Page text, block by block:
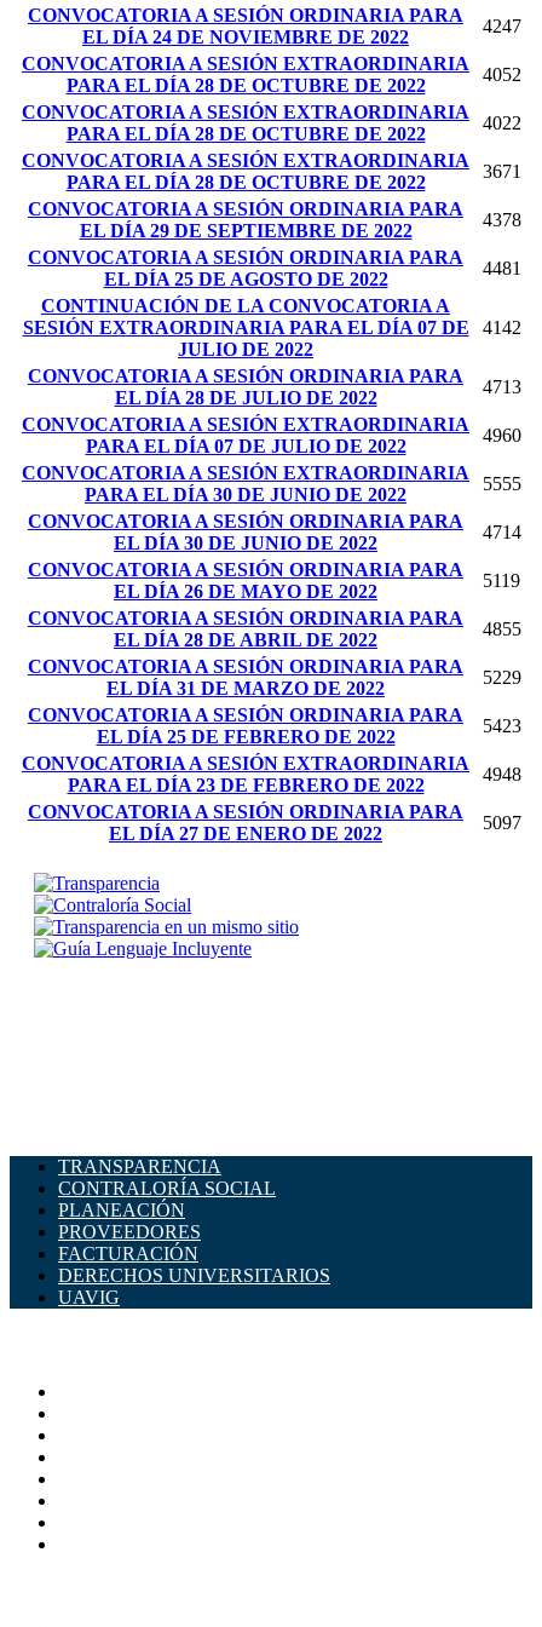
CONVOCATORIA A SESIÓN ORDINARIA PARA
EL DÍA 24 DE NOVIEMBRE DE 2022
4247
CONVOCATORIA A SESIÓN EXTRAORDINARIA
PARA EL DÍA 28 DE OCTUBRE DE 2022
4052
CONVOCATORIA A SESIÓN EXTRAORDINARIA
PARA EL DÍA 28 DE OCTUBRE DE 2022
4022
CONVOCATORIA A SESIÓN EXTRAORDINARIA
PARA EL DÍA 28 DE OCTUBRE DE 2022
3671
CONVOCATORIA A SESIÓN ORDINARIA PARA
EL DÍA 29 DE SEPTIEMBRE DE 2022
4378
CONVOCATORIA A SESIÓN ORDINARIA PARA
EL DÍA 25 DE AGOSTO DE 2022
4481
CONTINUACIÓN DE LA CONVOCATORIA A
SESIÓN EXTRAORDINARIA PARA EL DÍA 07 DE
JULIO DE 2022
4142
CONVOCATORIA A SESIÓN ORDINARIA PARA
EL DÍA 28 DE JULIO DE 2022
4713
CONVOCATORIA A SESIÓN EXTRAORDINARIA
PARA EL DÍA 07 DE JULIO DE 2022
4960
CONVOCATORIA A SESIÓN EXTRAORDINARIA
PARA EL DÍA 30 DE JUNIO DE 2022
5555
CONVOCATORIA A SESIÓN ORDINARIA PARA
EL DÍA 30 DE JUNIO DE 2022
4714
CONVOCATORIA A SESIÓN ORDINARIA PARA
EL DÍA 26 DE MAYO DE 2022
5119
CONVOCATORIA A SESIÓN ORDINARIA PARA
EL DÍA 28 DE ABRIL DE 2022
4855
CONVOCATORIA A SESIÓN ORDINARIA PARA
EL DÍA 31 DE MARZO DE 2022
5229
CONVOCATORIA A SESIÓN ORDINARIA PARA
EL DÍA 25 DE FEBRERO DE 2022
5423
CONVOCATORIA A SESIÓN EXTRAORDINARIA
PARA EL DÍA 23 DE FEBRERO DE 2022
4948
CONVOCATORIA A SESIÓN ORDINARIA PARA
EL DÍA 27 DE ENERO DE 2022
5097
TRANSPARENCIA
CONTRALORÍA SOCIAL
PLANEACIÓN
PROVEEDORES
FACTURACIÓN
DERECHOS UNIVERSITARIOS
UAVIG